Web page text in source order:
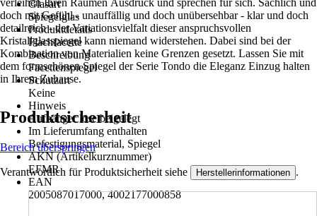
Glasart
Spiegelglas
Produktdetails
Flachfacette
Beschreibung
Facettenspiegel
Schutzart
Keine
Hinweis
Aufhänger lose beigelegt
Im Lieferumfang enthalten
Befestigungsmaterial, Spiegel
AKN (Artikelkurznummer)
EFMR
EAN
2005087017000, 4002177000858
verleihen Ihren Räumen Ausdruck und sprechen für sich. Sachlich und
doch mit Gefühl - unauffällig und doch unübersehbar - klar und doch
detailreich - der Variationsvielfalt dieser anspruchsvollen
Kristallglasspiegel kann niemand widerstehen. Dabei sind bei der
Kombination von Materialien keine Grenzen gesetzt. Lassen Sie mit
dem formschönen Spiegel der Serie Tondo die Eleganz Einzug halten
in Ihrem Zuhause.
Produktsicherheit
Bereich überspringen
Verantwortlich für Produktsicherheit siehe Herstellerinformationen .